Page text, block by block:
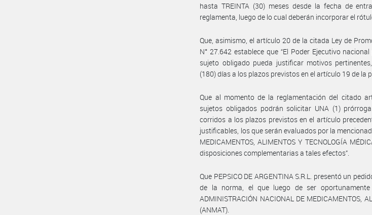
hasta TREINTA (30) meses desde la fecha de
reglamenta, luego de lo cual deberán incorporar el
Que, asimismo, el artículo 20 de la citada Ley de
N° 27.642 establece que “El Poder Ejecutivo
sujeto obligado pueda justificar motivos
(180) días a los plazos previstos en el artículo 19 de la
Que al momento de la reglamentación del citado
sujetos obligados podrán solicitar UNA (1)
corridos a los plazos previstos en el artículo
justificables, los que serán evaluados por la
MEDICAMENTOS, ALIMENTOS Y TECNOLOGÍA
disposiciones complementarias a tales efectos”.
Que PEPSICO DE ARGENTINA S.R.L. presentó un
de la norma, el que luego de ser
ADMINISTRACIÓN NACIONAL DE MEDICAMENTOS,
(ANMAT).